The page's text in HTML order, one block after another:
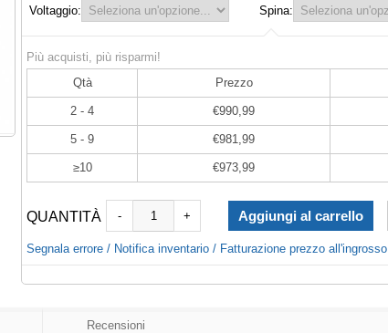
Voltaggio: Spina:
Più acquisti, più risparmi!
Qtà
Prezzo
2 - 4 €990,99
5 - 9 €981,99
≥10 €973,99
QUANTITÀ - +
Segnala errore / Notifica inventario / Fatturazione prezzo all'ingrosso
Recensioni